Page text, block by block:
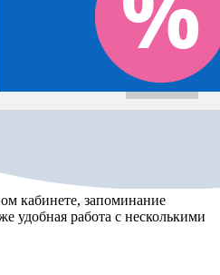
кабинете, запоминание
удобная работа с несколькими